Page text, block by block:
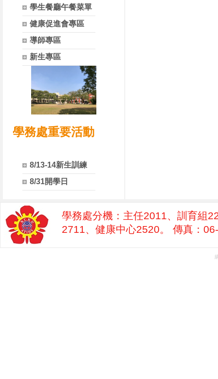
學生餐廳午餐菜單
健康促進會專區
導師專區
新生專區
學務處重要活動
8/13-14新生訓練
8/31開學日
學務處分機：主任2011、訓育組
2711、健康中心2520。 傳真：